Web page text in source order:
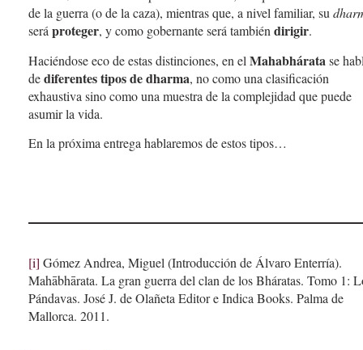
de la guerra (o de la caza), mientras que, a nivel familiar, su
seráproteger, y como gobernante será tambiéndirigir.
Haciéndose eco de estas distinciones, en el Mahabháratase
dediferentes tipos de dharma, no como una clasificación
exhaustiva sino como una muestra de la complejidad que puede
asumir la vida.
En la próxima entrega hablaremos de estos tipos…
[i] Gómez Andrea, Miguel (Introducción de Álvaro Enterría).
Mahābhārata. La gran guerra del clan de los Bháratas. Tomo 1:
Pándavas. José J. de Olañeta Editor e Indica Books. Palma de
Mallorca. 2011.